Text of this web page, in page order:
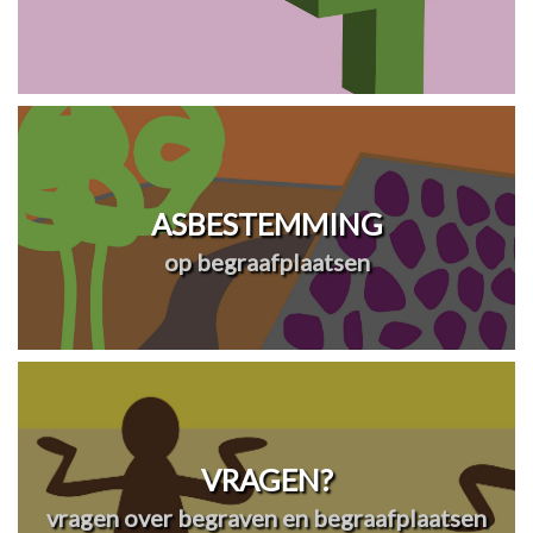
ASBESTEMMING
op begraafplaatsen
VRAGEN?
vragen over begraven en begraafplaatsen